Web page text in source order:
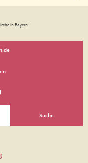
in Bayern